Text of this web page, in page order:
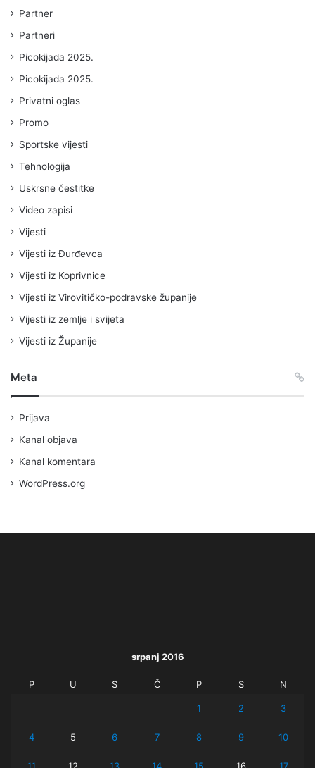
Partner
Partneri
Picokijada 2025.
Picokijada 2025.
Privatni oglas
Promo
Sportske vijesti
Tehnologija
Uskrsne čestitke
Video zapisi
Vijesti
Vijesti iz Đurđevca
Vijesti iz Koprivnice
Vijesti iz Virovitičko-podravske županije
Vijesti iz zemlje i svijeta
Vijesti iz Županije
Meta
Prijava
Kanal objava
Kanal komentara
WordPress.org
srpanj 2016
P U S Č P S N
1 2 3
4 5 6 7 8 9 10